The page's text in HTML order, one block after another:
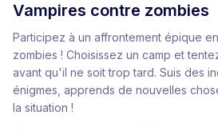
Vampires contre zombies
Participez à un affrontement épique
zombies ! Choisissez un camp et
avant qu'il ne soit trop tard. Suis des
énigmes, apprends de nouvelles
la situation !